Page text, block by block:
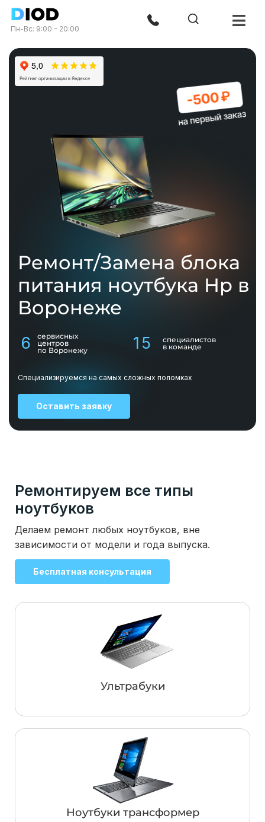
Пн-Вс: 9:00 - 20:00
Ремонт/Замена блока
питания ноутбука Hp в
Воронеже
6
сервисных
центров
по Воронежу
15
специалистов
в команде
Специализируемся на самых сложных поломках
Оставить заявку
Ремонтируем все типы
ноутбуков
Делаем ремонт любых ноутбуков, вне
зависимости от модели и года выпуска.
Бесплатная консультация
Ультрабуки
Ноутбуки трансформер